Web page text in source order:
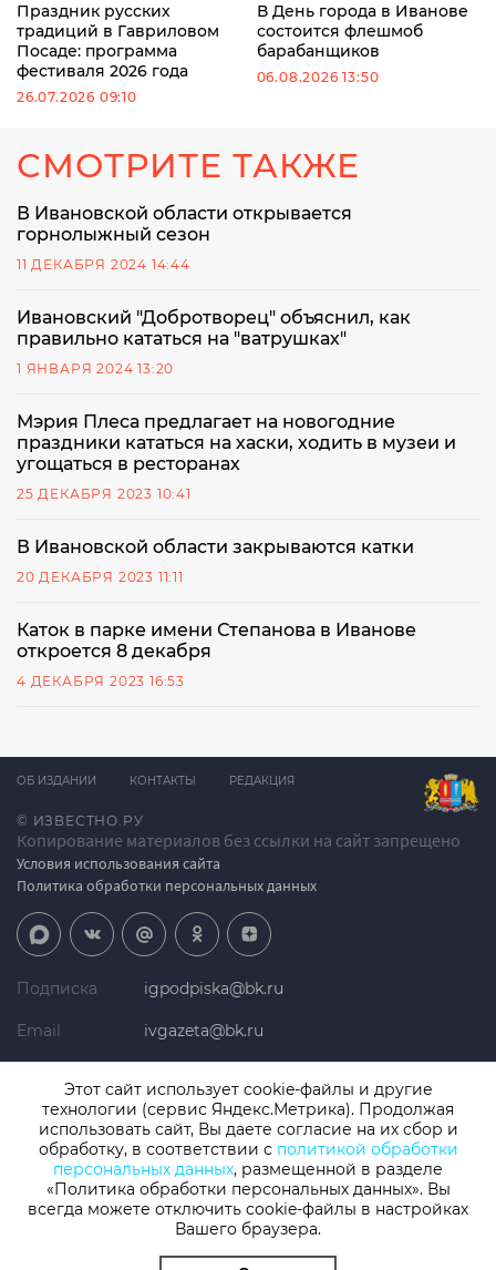
Праздник русских
традиций в Гавриловом
Посаде: программа
фестиваля 2026 года
26.07.2026 09:10
В День города в Иванове
состоится флешмоб
барабанщиков
06.08.2026 13:50
СМОТРИТЕ ТАКЖЕ
В Ивановской области открывается
горнолыжный сезон
11 ДЕКАБРЯ 2024 14:44
Ивановский "Добротворец" объяснил, как
правильно кататься на "ватрушках"
1 ЯНВАРЯ 2024 13:20
Мэрия Плеса предлагает на новогодние
праздники кататься на хаски, ходить в музеи и
угощаться в ресторанах
25 ДЕКАБРЯ 2023 10:41
В Ивановской области закрываются катки
20 ДЕКАБРЯ 2023 11:11
Каток в парке имени Степанова в Иванове
откроется 8 декабря
4 ДЕКАБРЯ 2023 16:53
© ИЗВЕСТНО.РУ
Копирование материалов без ссылки на сайт запрещено
Условия использования сайта
Политика обработки персональных данных
ОБ ИЗДАНИИ КОНТАКТЫ РЕДАКЦИЯ
Подписка igpodpiska@bk.ru
Email ivgazeta@bk.ru
Телефон +7 (4932) 41-94-81
СМИ: Izvestno.ru. Реестровая запись 08.11.2019 серия ЭЛ № ФС 77 -
77192, зарегистрировано Роскомнадзором
Учредитель: БУ «Ивановские газеты». Главный редактор:
Этот сайт использует cookie-файлы и другие
технологии (сервис Яндекс.Метрика). Продолжая
использовать сайт, Вы даете согласие на их сбор и
обработку, в соответствии с политикой обработки
персональных данных, размещенной в разделе
«Политика обработки персональных данных». Вы
всегда можете отключить cookie-файлы в настройках
Вашего браузера.